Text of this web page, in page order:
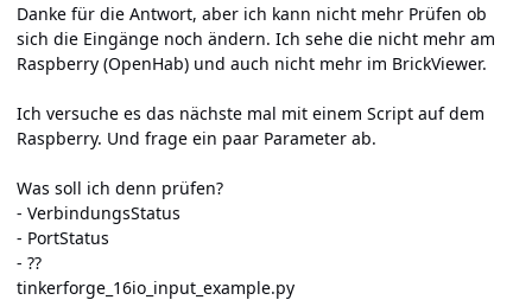
Danke für die Antwort, aber ich kann nicht mehr Prüfen ob
sich die Eingänge noch ändern. Ich sehe die nicht mehr am
Raspberry (OpenHab) und auch nicht mehr im BrickViewer.
Ich versuche es das nächste mal mit einem Script auf dem
Raspberry. Und frage ein paar Parameter ab.
Was soll ich denn prüfen?
- VerbindungsStatus
- PortStatus
- ??
tinkerforge_16io_input_example.py